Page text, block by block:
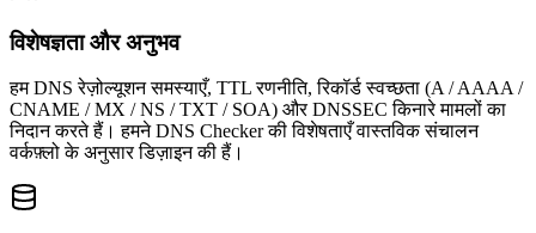
विशेषज्ञता और अनुभव
हम DNS रेज़ोल्यूशन समस्याएँ, TTL रणनीति, रिकॉर्ड स्वच्छता (A / AAAA /
CNAME / MX / NS / TXT / SOA) और DNSSEC किनारे मामलों का
निदान करते हैं। हमने DNS Checker की विशेषताएँ वास्तविक संचालन
वर्कफ़्लो के अनुसार डिज़ाइन की हैं।